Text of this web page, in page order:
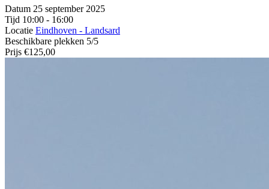
Datum 25 september 2025
Tijd 10:00 - 16:00
Locatie Eindhoven - Landsard
Beschikbare plekken 5/5
Prijs €125,00